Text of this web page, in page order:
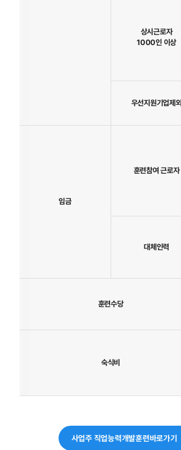
상시근로자
1000인 이상
우선지원기업제외
임금
훈련참여 근로자
대체인력
훈련수당
숙식비
사업주 직업능력개발훈련바로가기